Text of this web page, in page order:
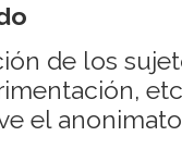
de los
el